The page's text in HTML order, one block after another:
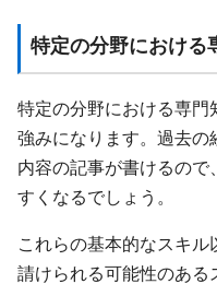
特定の分野における
特定の分野における専門
強みになります。過去の
内容の記事が書けるの
すくなるでしょう。
これらの基本的なスキ
請けられる可能性のある